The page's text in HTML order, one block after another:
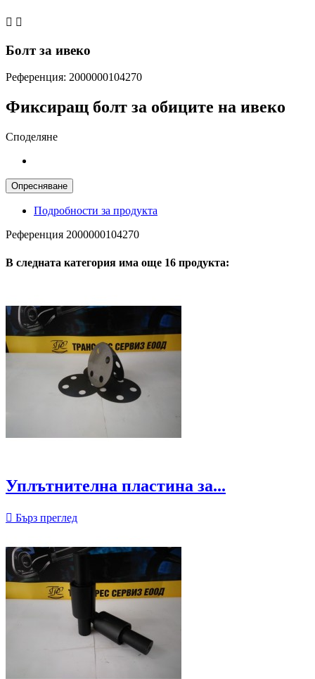
 
Болт за ивеко
Референция: 2000000104270
Фиксиращ болт за обиците на ивеко
Споделяне
Подробности за продукта
Референция 2000000104270
В следната категория има още 16 продукта:
Уплътнителна пластина за...
 Бърз преглед